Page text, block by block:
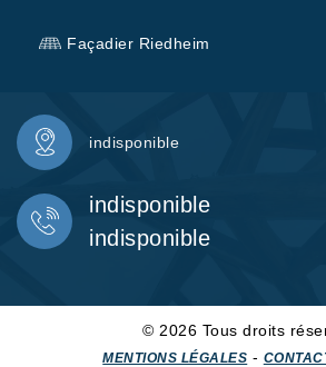
Façadier Riedheim
indisponible
indisponible
indisponible
© 2026 Tous droits
MENTIONS LÉGALES -